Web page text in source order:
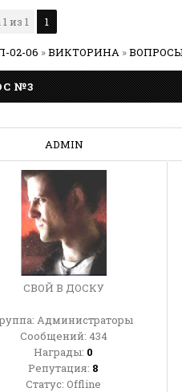
1из 1 1
02-06 »ВИКТОРИНА »
№3
ADMIN
СВОЙ В ДОСКУ
Администраторы
Сообщений: 434
Награды: 0
Репутация: 8
Статус: Offline